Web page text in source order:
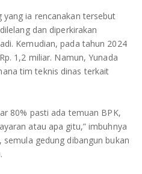
yang ia rencanakan tersebut
dan diperkirakan
Kemudian, pada tahun 2024
1,2 miliar. Namun, Yunada
tim teknis dinas terkait
80% pasti ada temuan BPK,
atau apa gitu,” imbuhnya
gedung dibangun bukan